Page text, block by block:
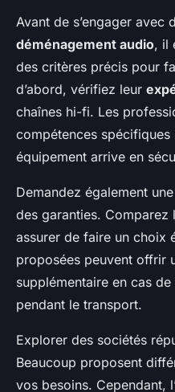
Avant de s’engager avec
déménagement audio, il
des critères précis pour
d’abord, vérifiez leur
chaînes hi-fi. Les
compétences spécifiques
équipement arrive en
Demandez également une
des garanties.
assurer de faire un choix
proposées peuvent offrir
supplémentaire en cas
pendant le transport.
Explorer des sociétés
Beaucoup proposent
vos besoins. Cependant,